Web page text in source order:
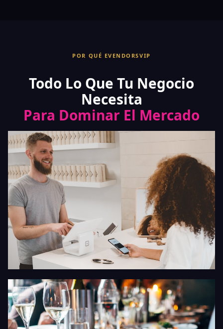
POR QUÉ EVENDORSVIP
Todo Lo Que Tu Negocio
Necesita
Para Dominar El Mercado